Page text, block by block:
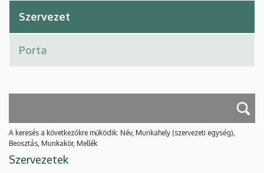
A keresés a következőkre működik: Név, Munkahely (szervezeti egység),
Beosztás, Munkakör, Mellék
Szervezetek